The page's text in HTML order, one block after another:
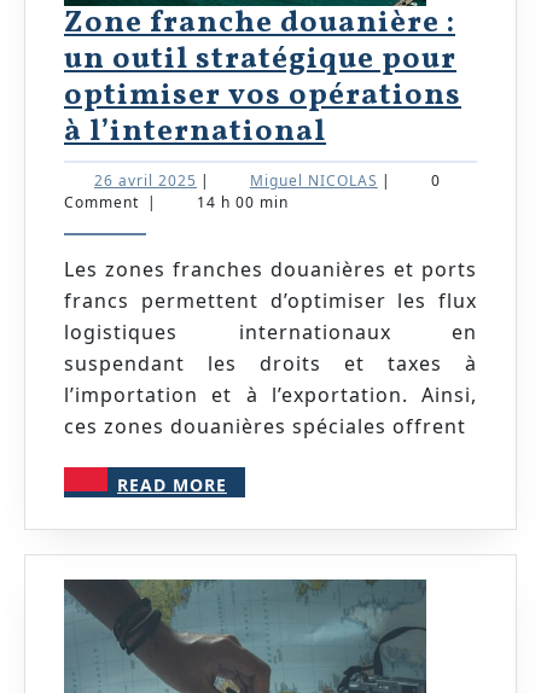
Zone franche douanière :
un outil stratégique pour
optimiser vos opérations
à l’international
franche
douanière
un
outil
stratégique
pour
optimiser
à
26 avril 2025 26
avril
| Miguel NICOLAS Miguel
|
0
Comment | 14 h 00 min
Les zones franches douanières et ports
francs permettent d’optimiser les flux
logistiques internationaux en
suspendant les droits et taxes à
l’importation et à l’exportation. Ainsi,
ces zones douanières spéciales offrent
READ MORE
MORE